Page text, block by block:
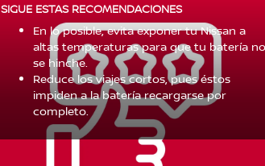
SIGUE ESTAS RECOMENDACIONES
En lo posible, evita exponer tu Nissan a
altas temperaturas para que tu batería no
se hinche.
Reduce los viajes cortos, pues éstos
impiden a la batería recargarse por
completo.